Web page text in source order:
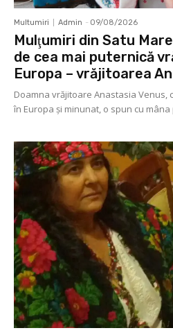
Multumiri Admin - 09/08/2026
Mulţumiri din Satu
de cea mai puternică
Europa – vrăjitoarea
Doamna vrăjitoare Anastasia Venus,
în Europa şi minunat, o spun cu mâna